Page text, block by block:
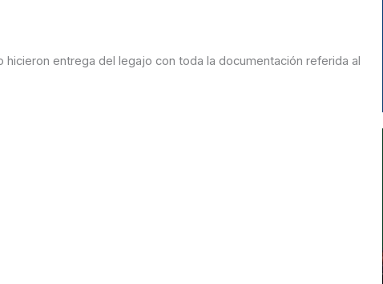
entrega del legajo con toda la documentación referida al